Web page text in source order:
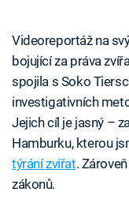
Videoreportáž na
bojující za práva
spojila s Soko
investigativních
Jejich cíl je jasný –
Hamburku, kterou
týrání zvířat.
zákonů.